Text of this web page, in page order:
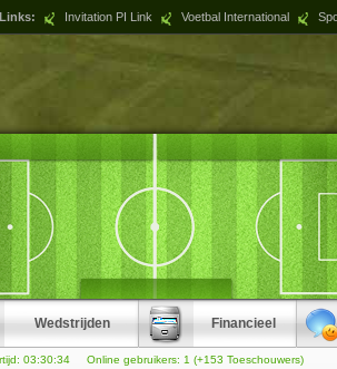
Invitation PI Link Voetbal International
Wedstrijden Financieel
03:30:34 Online gebruikers: 1 (+153 Toeschouwers)